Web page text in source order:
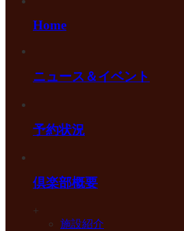
Home
ニュース＆イベント
予約状況
倶楽部概要
+
施設紹介